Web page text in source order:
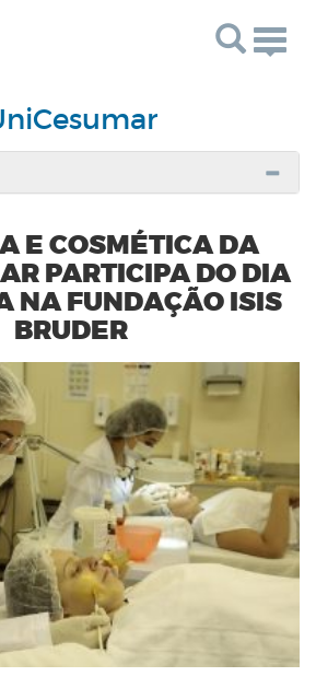
E COSMÉTICA DA
PARTICIPA DO DIA
NA FUNDAÇÃO ISIS
BRUDER